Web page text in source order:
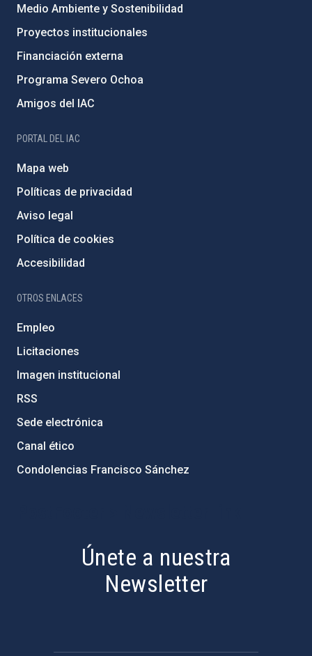
Medio Ambiente y Sostenibilidad
Proyectos institucionales
Financiación externa
Programa Severo Ochoa
Amigos del IAC
PORTAL DEL IAC
Mapa web
Políticas de privacidad
Aviso legal
Política de cookies
Accesibilidad
OTROS ENLACES
Empleo
Licitaciones
Imagen institucional
RSS
Sede electrónica
Canal ético
Condolencias Francisco Sánchez
Únete a nuestra
Newsletter